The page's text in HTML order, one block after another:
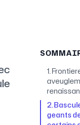
1.
2.
geants